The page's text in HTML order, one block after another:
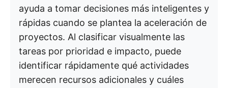
ayuda a tomar decisiones más inteligentes y
rápidas cuando se plantea la aceleración de
proyectos. Al clasificar visualmente las
tareas por prioridad e impacto, puede
identificar rápidamente qué actividades
merecen recursos adicionales y cuáles